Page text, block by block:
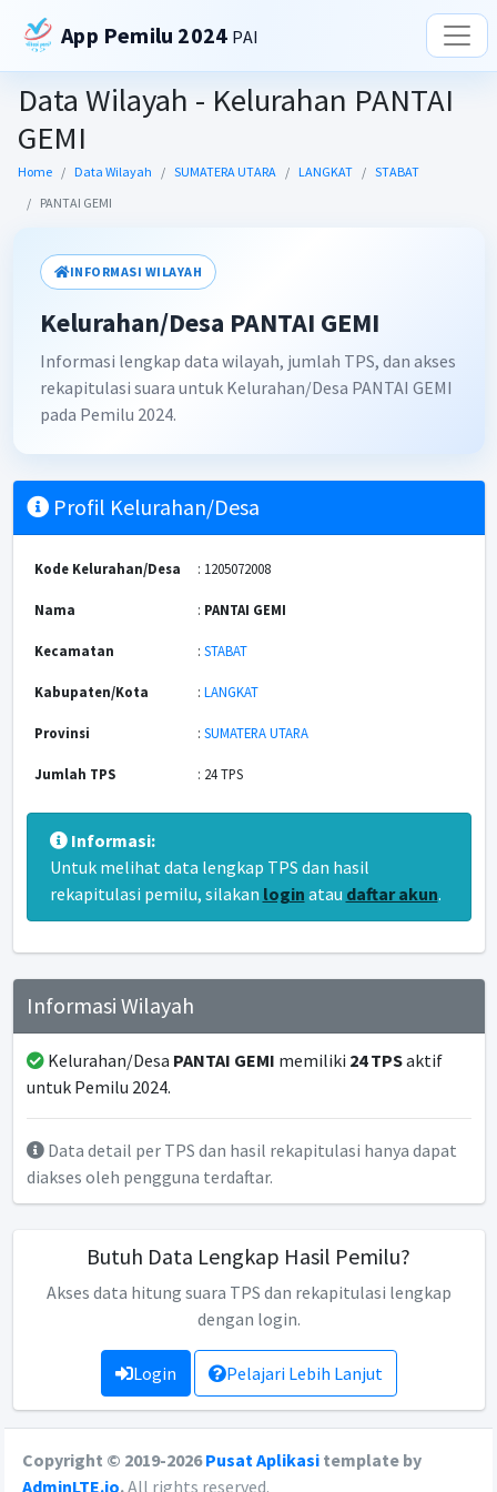
App Pemilu 2024 PAI
Data Wilayah - Kelurahan PANTAI
GEMI
Home Data Wilayah SUMATERA UTARA LANGKAT
STABAT
PANTAI GEMI
INFORMASI WILAYAH
Kelurahan/Desa PANTAI GEMI
Informasi lengkap data wilayah, jumlah TPS, dan akses
rekapitulasi suara untuk Kelurahan/Desa PANTAI GEMI
pada Pemilu 2024.
Profil Kelurahan/Desa
Kode Kelurahan/Desa : 1205072008
Nama : PANTAI GEMI
Kecamatan : STABAT
Kabupaten/Kota : LANGKAT
Provinsi : SUMATERA UTARA
Jumlah TPS : 24 TPS
Informasi:
Untuk melihat data lengkap TPS dan hasil
rekapitulasi pemilu, silakan login atau daftar akun.
Informasi Wilayah
Kelurahan/Desa PANTAI GEMI memiliki 24 TPSaktif
untuk Pemilu 2024.
Data detail per TPS dan hasil rekapitulasi hanya dapat
diakses oleh pengguna terdaftar.
Butuh Data Lengkap Hasil Pemilu?
Akses data hitung suara TPS dan rekapitulasi lengkap
dengan login.
Login Pelajari Lebih Lanjut
Copyright © 2019-2026Pusat Aplikasi template by
AdminLTE.io.All rights reserved.